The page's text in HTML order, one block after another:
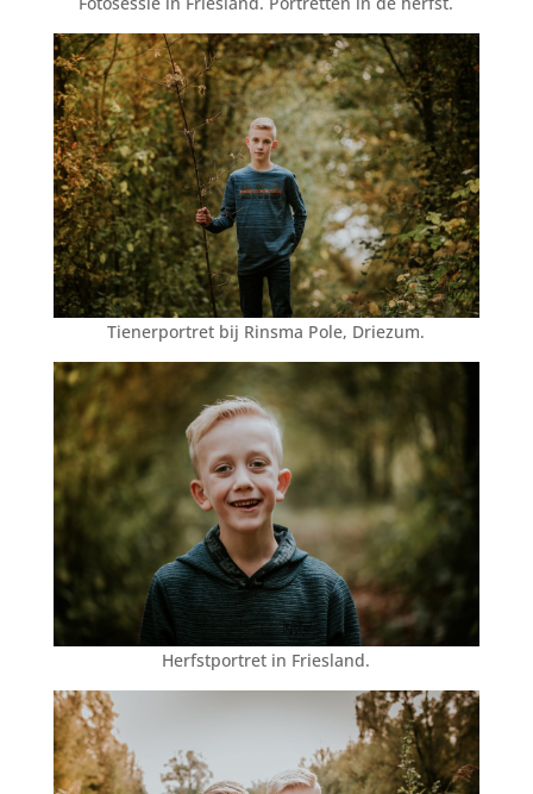
Tienerportret bij Rinsma Pole, Driezum.
Herfstportret in Friesland.